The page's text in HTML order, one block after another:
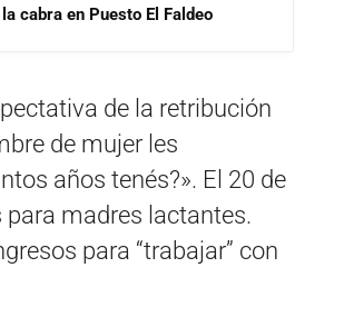
cabra en Puesto El Faldeo
de la retribución
de mujer les
años tenés?». El 20 de
para madres lactantes.
para “trabajar” con